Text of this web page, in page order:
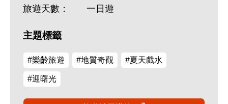
旅遊天數： 一日遊
主題標籤
#樂齡旅遊 #地質奇觀 #夏天戲水
#迎曙光